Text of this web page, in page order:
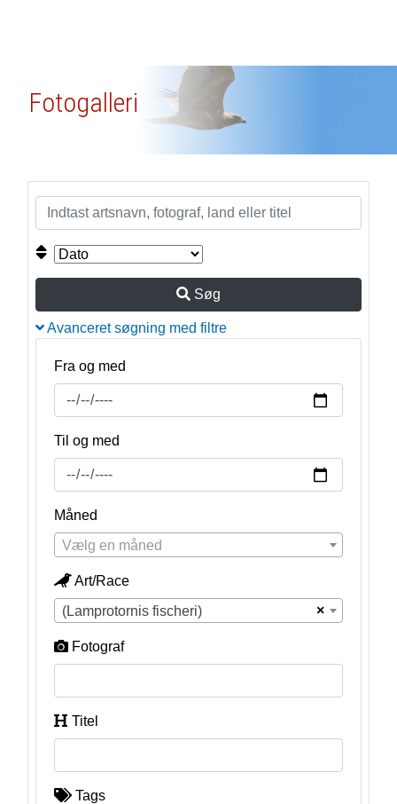
Fotogalleri
Søg
Avanceret søgning med filtre
Fra og med
Til og med
Måned
Vælg en måned
Art/Race
×
(Lamprotornis fischeri)
Fotograf
Titel
Tags